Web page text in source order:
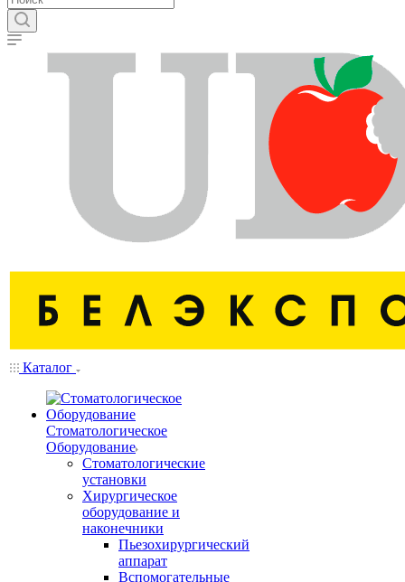
Каталог
Стоматологическое
Оборудование
Стоматологические
установки
Хирургическое
оборудование и
наконечники
Пьезохирургический
аппарат
Вспомогательные